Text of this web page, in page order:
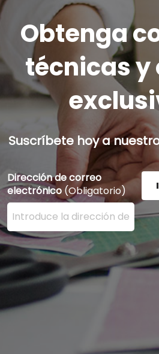
Obtenga
técnicas y
Suscríbete hoy a
Dirección de correo
electrónico (Obligatorio)
Ingrese su dirección de correo